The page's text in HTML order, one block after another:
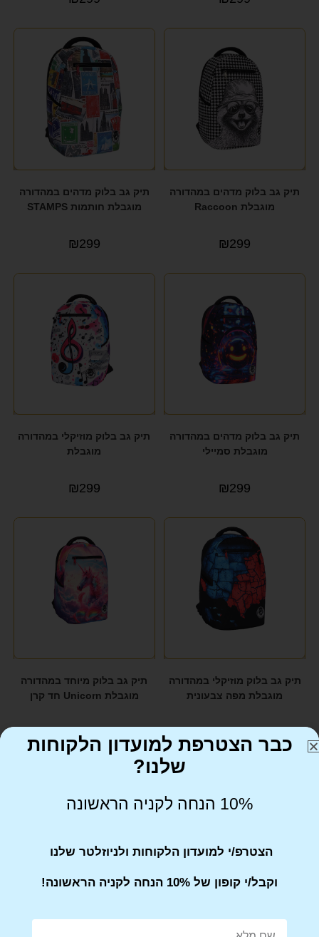
תיק גב בלוק מדהים במהדורה
מוגבלת Raccoon
₪299
תיק גב בלוק מדהים במהדורה
מוגבלת חותמות STAMPS
₪299
תיק גב בלוק מדהים במהדורה
מוגבלת סמיילי
₪299
תיק גב בלוק מוזיקלי במהדורה
מוגבלת
₪299
תיק גב בלוק מוזיקלי במהדורה
מוגבלת מפה צבעונית
תיק גב בלוק מיוחד במהדורה
מוגבלת Unicorn חד קרן
299
כבר הצטרפת למועדון הלקוחות
שלנו?
10% הנחה לקניה הראשונה
הצטרפ/י למועדון הלקוחות ולניוזלטר שלנו
וקבל/י קופון של 10% הנחה לקניה הראשונה!